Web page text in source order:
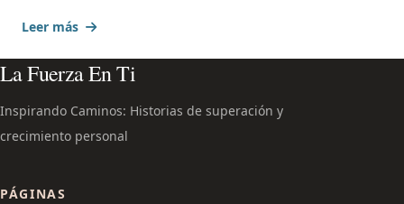
Leer más
La Fuerza En Ti
Inspirando Caminos: Historias de superación y
crecimiento personal
PÁGINAS